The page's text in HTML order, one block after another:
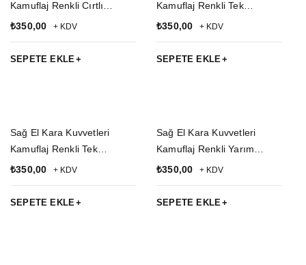
Kamuflaj Renkli Cırtlı
Kapaklı Airsoft Sallamalı
Geçirmeli impertex Silah
₺350,00 + KDV
SEPETE EKLE
Kamuflaj Renkli Tek
Emniyetli Şarjörlüklü Tam
Kemere Geçirmeli impertex
₺350,00 + KDV
SEPETE EKLE
Sağ El Kara Kuvvetleri
Kamuflaj Renkli Tek
Emniyetli Tam Kelebek
Geçirmeli impertex Silah
₺350,00 + KDV
SEPETE EKLE
Sağ El Kara Kuvvetleri
Kamuflaj Renkli Yarım
Kelebek Airsoft Palaskaya
Silah Kılıfı
₺350,00 + KDV
SEPETE EKLE